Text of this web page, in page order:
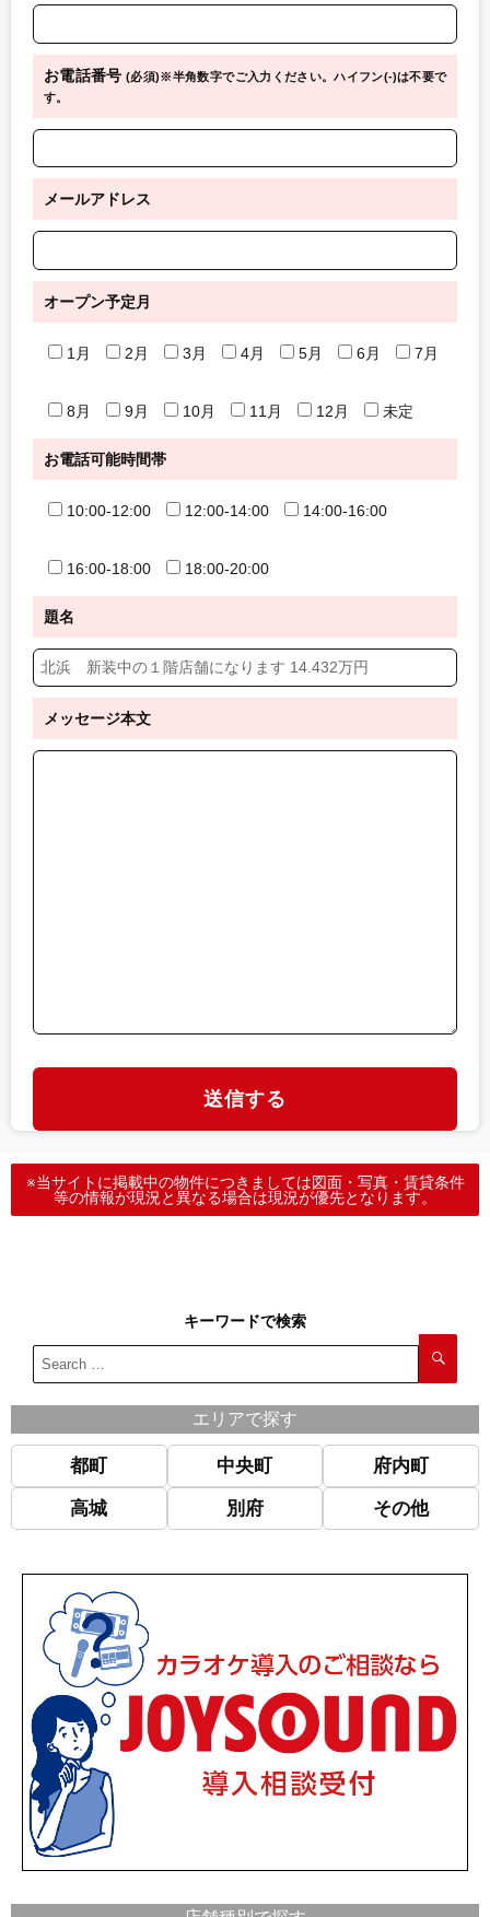
お電話番号 (必須)※半角数字でご入力ください。ハイフン(-)は不要で
す。
メールアドレス
オープン予定月
1月 2月 3月 4月 5月 6月 7月
8月 9月 10月 11月 12月 未定
お電話可能時間帯
10:00-12:00 12:00-14:00 14:00-16:00
16:00-18:00 18:00-20:00
題名
メッセージ本文
※当サイトに掲載中の物件につきましては図面・写真・賃貸条件
等の情報が現況と異なる場合は現況が優先となります。
キーワードで検索
エリアで探す
都町 中央町
府内町
高城
別府 その他